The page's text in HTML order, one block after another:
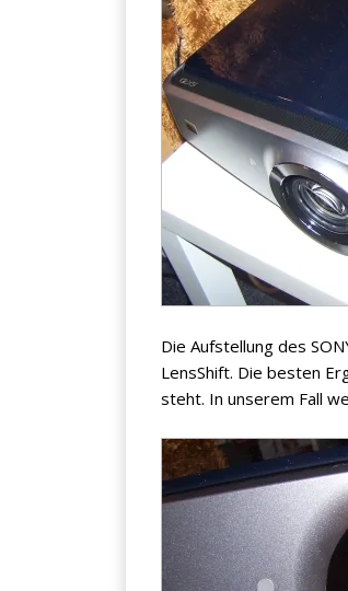
Die Aufstellung des
LensShift. Die besten
steht. In unserem Fall